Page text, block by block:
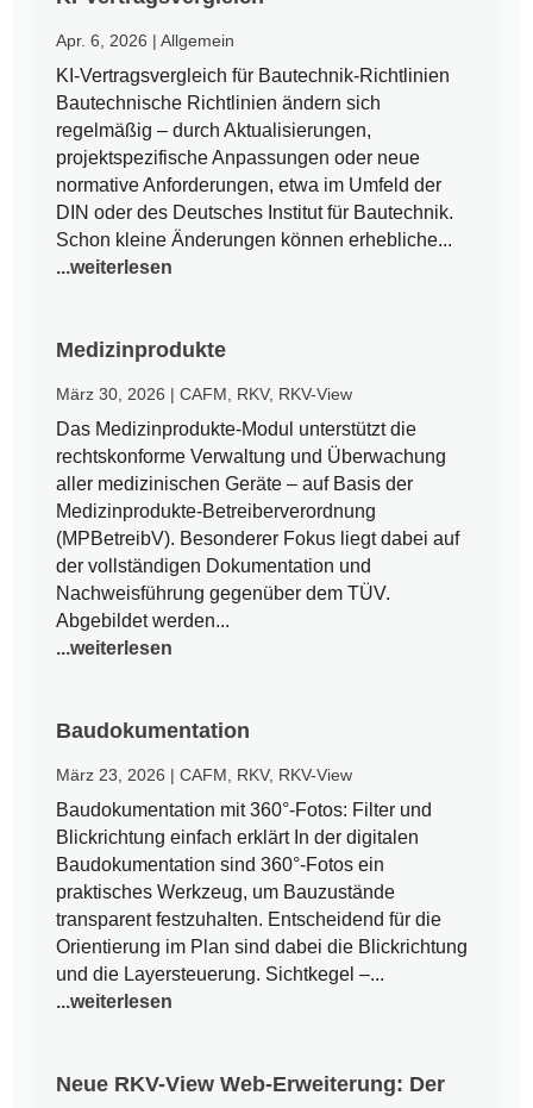
Apr. 6, 2026 |Allgemein
KI-Vertragsvergleich für Bautechnik-Richtlinien
Bautechnische Richtlinien ändern sich
regelmäßig – durch Aktualisierungen,
projektspezifische Anpassungen oder neue
normative Anforderungen, etwa im Umfeld der
DIN oder des Deutsches Institut für Bautechnik.
Schon kleine Änderungen können erhebliche...
...weiterlesen
Medizinprodukte
März 30, 2026 |CAFM RKV, RKV-View
Das Medizinprodukte-Modul unterstützt die
rechtskonforme Verwaltung und Überwachung
aller medizinischen Geräte – auf Basis der
Medizinprodukte-Betreiberverordnung
(MPBetreibV). Besonderer Fokus liegt dabei auf
der vollständigen Dokumentation und
Nachweisführung gegenüber dem TÜV.
Abgebildet werden...
...weiterlesen
Baudokumentation
März 23, 2026 |CAFM RKV, RKV-View
Baudokumentation mit 360°-Fotos: Filter und
Blickrichtung einfach erklärt In der digitalen
Baudokumentation sind 360°-Fotos ein
praktisches Werkzeug, um Bauzustände
transparent festzuhalten. Entscheidend für die
Orientierung im Plan sind dabei die Blickrichtung
und die Layersteuerung. Sichtkegel –...
...weiterlesen
Neue RKV-View Web-Erweiterung: Der